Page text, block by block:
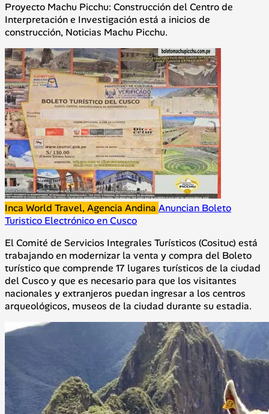
Proyecto Machu Picchu: Construcción del Centro de
Interpretación e Investigación está a inicios de
construcción, Noticias Machu Picchu.
Inca World Travel, Agencia Andina Anuncian Boleto
Turistico Electrónico en Cusco
El Comité de Servicios Integrales Turísticos (Cosituc) está
trabajando en modernizar la venta y compra del Boleto
turístico que comprende 17 lugares turísticos de la ciudad
del Cusco y que es necesario para que los visitantes
nacionales y extranjeros puedan ingresar a los centros
arqueológicos, museos de la ciudad durante su estadia.